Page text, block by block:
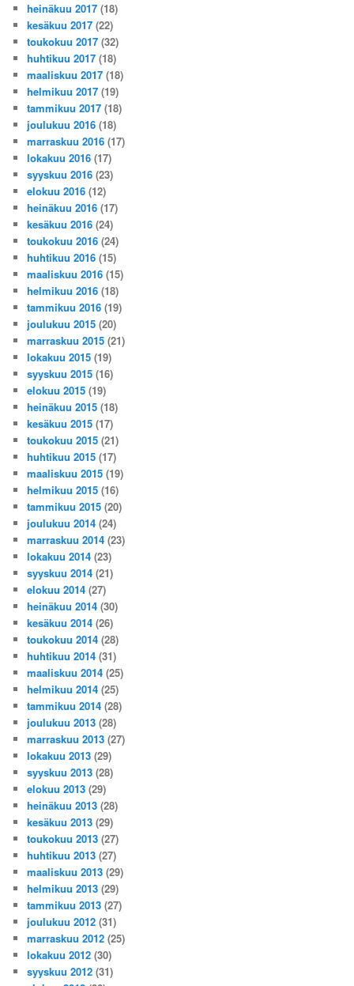
heinäkuu 2017 (18)
kesäkuu 2017 (22)
toukokuu 2017 (32)
huhtikuu 2017 (18)
maaliskuu 2017 (18)
helmikuu 2017 (19)
tammikuu 2017 (18)
joulukuu 2016 (18)
marraskuu 2016 (17)
lokakuu 2016 (17)
syyskuu 2016 (23)
elokuu 2016 (12)
heinäkuu 2016 (17)
kesäkuu 2016 (24)
toukokuu 2016 (24)
huhtikuu 2016 (15)
maaliskuu 2016 (15)
helmikuu 2016 (18)
tammikuu 2016 (19)
joulukuu 2015 (20)
marraskuu 2015 (21)
lokakuu 2015 (19)
syyskuu 2015 (16)
elokuu 2015 (19)
heinäkuu 2015 (18)
kesäkuu 2015 (17)
toukokuu 2015 (21)
huhtikuu 2015 (17)
maaliskuu 2015 (19)
helmikuu 2015 (16)
tammikuu 2015 (20)
joulukuu 2014 (24)
marraskuu 2014 (23)
lokakuu 2014 (23)
syyskuu 2014 (21)
elokuu 2014 (27)
heinäkuu 2014 (30)
kesäkuu 2014 (26)
toukokuu 2014 (28)
huhtikuu 2014 (31)
maaliskuu 2014 (25)
helmikuu 2014 (25)
tammikuu 2014 (28)
joulukuu 2013 (28)
marraskuu 2013 (27)
lokakuu 2013 (29)
syyskuu 2013 (28)
elokuu 2013 (29)
heinäkuu 2013 (28)
kesäkuu 2013 (29)
toukokuu 2013 (27)
huhtikuu 2013 (27)
maaliskuu 2013 (29)
helmikuu 2013 (29)
tammikuu 2013 (27)
joulukuu 2012 (31)
marraskuu 2012 (25)
lokakuu 2012 (30)
syyskuu 2012 (31)